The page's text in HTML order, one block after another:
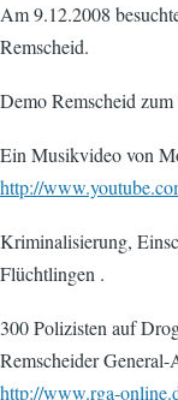
Am 9.12.2008
Remscheid.
Demo Remscheid
Ein Musikvideo von
http://
Kriminalisierung,
Flüchtlingen .
300 Polizisten auf
Remscheider
http://www.rga-